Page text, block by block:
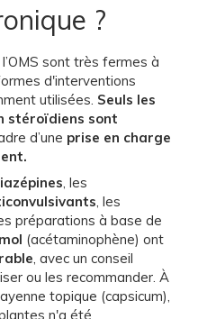
?
sont très fermes à
d'interventions
utilisées. Seuls les
stéroïdiens sont
d’une prise en charge
, les
, les
préparations à base de
(acétaminophène) ont
, avec un conseil
ou les recommander. À
topique (capsicum),
n'a été